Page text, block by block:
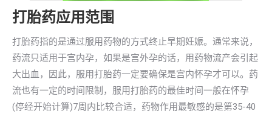
打胎药应用范围
打胎药指的是通过服用药物的方式终止早期妊娠。通常来说，
药流只适用于宫内孕，如果是宫外孕的话，用药物流产会引起
大出血，因此，服用打胎药一定要确保是宫内怀孕才可以。药
流也有一定的时间限制，服用打胎药的最佳时间一般在怀孕
(停经开始计算)7周内比较合适，药物作用最敏感的是第35-40